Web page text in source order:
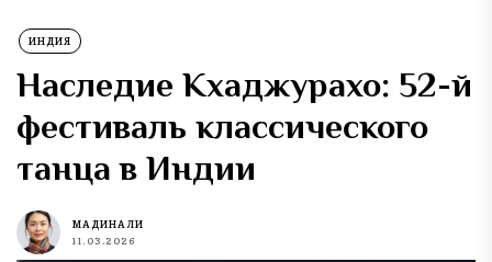
ИНДИЯ
Наследие Кхаджурахо: 52-й
фестиваль классического
танца в Индии
МАДИНА ЛИ
11.03.2026